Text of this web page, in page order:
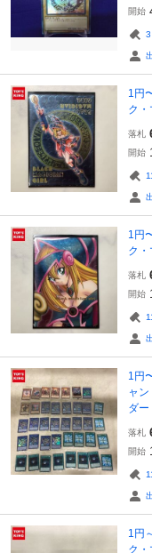
開始
3
1円
ク
落札
開始
1円
ク・
落札
開始
1円
ャ
ダ
落札
開始
1円
ク